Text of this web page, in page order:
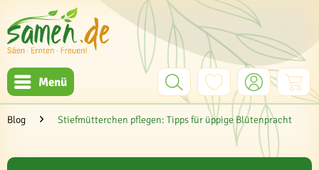
Menü
Blog Stiefmütterchen pflegen: Tipps für üppige Blütenpracht